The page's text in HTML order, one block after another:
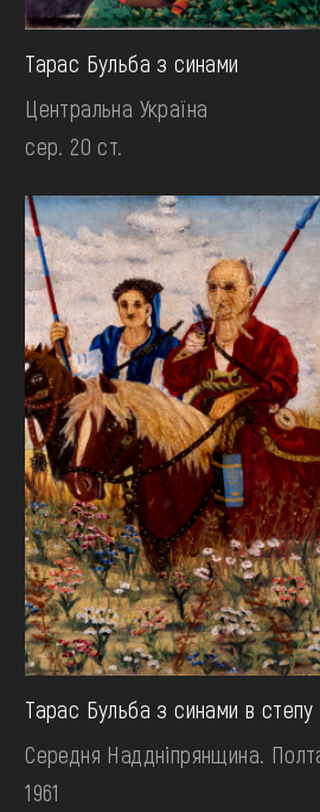
Тарас Бульба з синами
Центральна Україна
сер. 20 ст.
Тарас Бульба з синами в степу
Середня Наддніпрянщина.
1961